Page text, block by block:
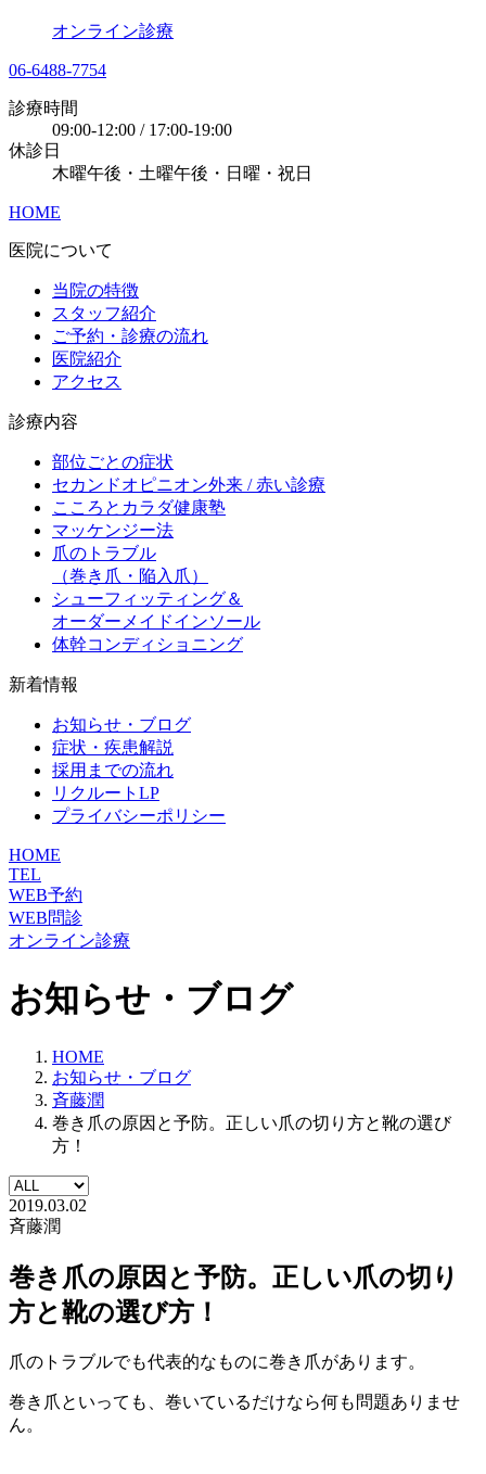
オンライン診療
06-6488-7754
診療時間
09:00-12:00 / 17:00-19:00
休診日
木曜午後・土曜午後・日曜・祝日
HOME
医院について
当院の特徴
スタッフ紹介
ご予約・診療の流れ
医院紹介
アクセス
診療内容
部位ごとの症状
セカンドオピニオン外来 / 赤い診療
こころとカラダ健康塾
マッケンジー法
爪のトラブル
（巻き爪・陥入爪）
シューフィッティング＆
オーダーメイドインソール
体幹コンディショニング
新着情報
お知らせ・ブログ
症状・疾患解説
採用までの流れ
リクルートLP
プライバシーポリシー
HOME
TEL
WEB予約
WEB問診
オンライン診療
お知らせ・ブログ
HOME
お知らせ・ブログ
斉藤潤
巻き爪の原因と予防。正しい爪の切り方と靴の選び
方！
2019.03.02
斉藤潤
巻き爪の原因と予防。正しい爪の切り
方と靴の選び方！
爪のトラブルでも代表的なものに巻き爪があります。
巻き爪といっても、巻いているだけなら何も問題ありませ
ん。